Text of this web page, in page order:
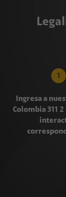
1
Ingresa a
Colombia 311